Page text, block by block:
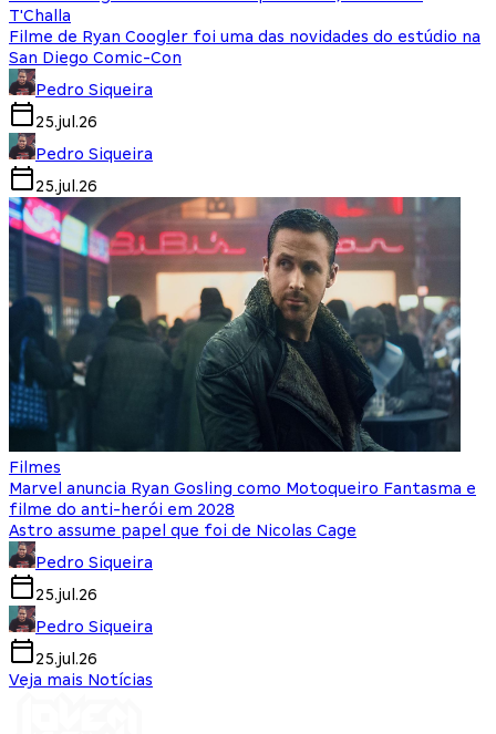
T'Challa
Filme de Ryan Coogler foi uma das novidades do estúdio na
San Diego Comic-Con
Pedro Siqueira
25.jul.26
Pedro Siqueira
25.jul.26
Filmes
Marvel anuncia Ryan Gosling como Motoqueiro Fantasma e
filme do anti-herói em 2028
Astro assume papel que foi de Nicolas Cage
Pedro Siqueira
25.jul.26
Pedro Siqueira
25.jul.26
Veja mais Notícias